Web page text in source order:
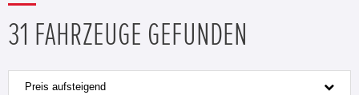
31 FAHRZEUGE GEFUNDEN
Preis aufsteigend